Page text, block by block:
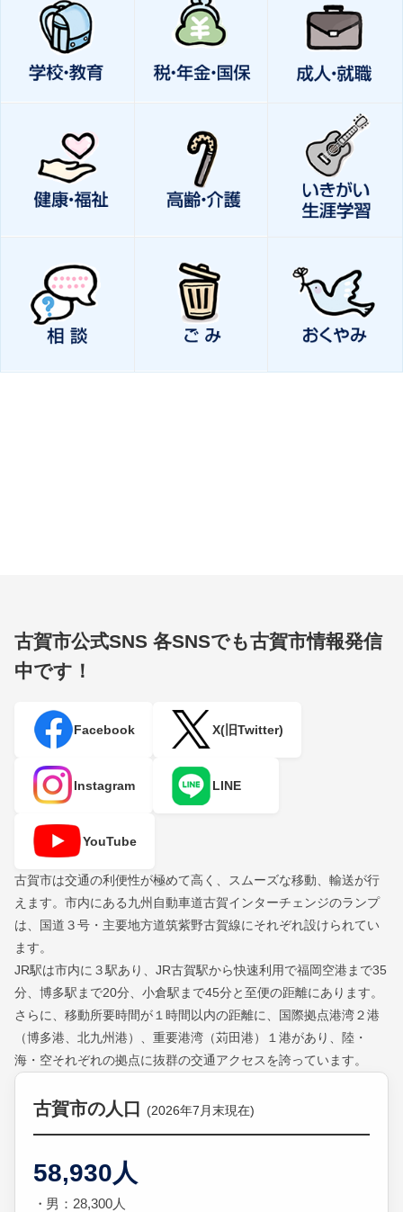
古賀市公式SNS 各SNSでも古賀市情報発信
中です！
Facebook X(旧Twitter)
Instagram LINE
YouTube
古賀市は交通の利便性が極めて高く、スムーズな移動、輸送が行
えます。市内にある九州自動車道古賀インターチェンジのランプ
は、国道３号・主要地方道筑紫野古賀線にそれぞれ設けられてい
ます。
JR駅は市内に３駅あり、JR古賀駅から快速利用で福岡空港まで35
分、博多駅まで20分、小倉駅まで45分と至便の距離にあります。
さらに、移動所要時間が１時間以内の距離に、国際拠点港湾２港
（博多港、北九州港）、重要港湾（苅田港）１港があり、陸・
海・空それぞれの拠点に抜群の交通アクセスを誇っています。
古賀市の人口 (2026年7月末現在)
58,930人
男：28,300人